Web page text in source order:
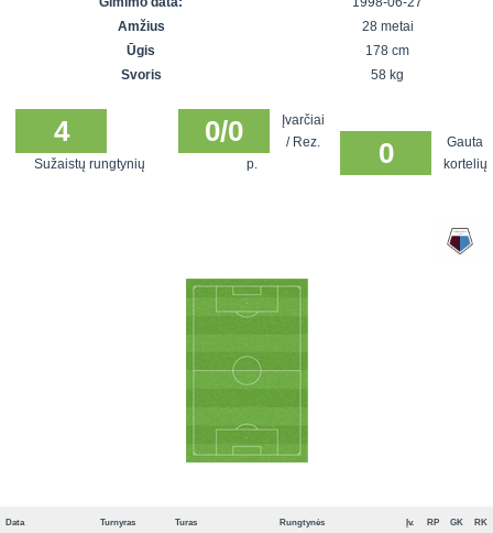
SFL rudens
Snaigės taurė
čempionatas
Vilnius
Amžius
28 metai
Ūgis
178 cm
Svoris
58 kg
4
Sužaistų rungtynių
0/0
Įvarčiai
/ Rez.
p.
0
Gauta
kortelių
Data Turnyras Turas Rungtynės Įv. RP GK RK